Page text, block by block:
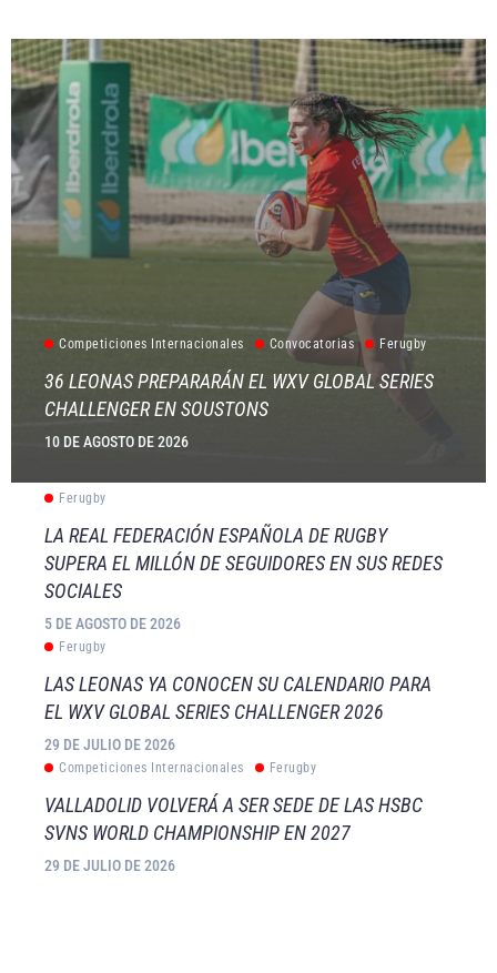
Competiciones Internacionales Convocatorias Ferugby
36 LEONAS PREPARARÁN EL WXV GLOBAL SERIES
CHALLENGER EN SOUSTONS
10 DE AGOSTO DE 2026
Ferugby
LA REAL FEDERACIÓN ESPAÑOLA DE RUGBY
SUPERA EL MILLÓN DE SEGUIDORES EN SUS REDES
SOCIALES
5 DE AGOSTO DE 2026
Ferugby
LAS LEONAS YA CONOCEN SU CALENDARIO PARA
EL WXV GLOBAL SERIES CHALLENGER 2026
29 DE JULIO DE 2026
Competiciones Internacionales Ferugby
VALLADOLID VOLVERÁ A SER SEDE DE LAS HSBC
SVNS WORLD CHAMPIONSHIP EN 2027
29 DE JULIO DE 2026